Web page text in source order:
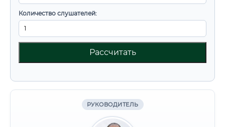
Количество слушателей:
Рассчитать
РУКОВОДИТЕЛЬ